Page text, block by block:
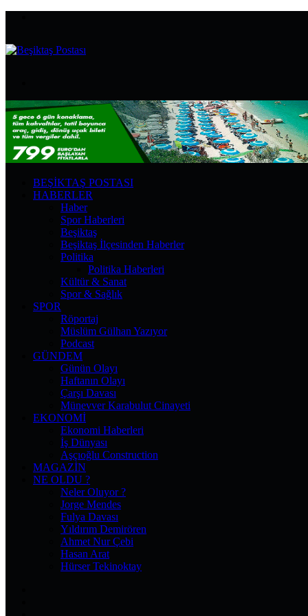
...
BEŞIKTAŞ POSTASI
HABERLER
Haber
Spor Haberleri
Beşiktaş
Beşiktaş İlçesinden Haberler
Politika
Politika Haberleri
Kültür & Sanat
Spor & Sağlık
SPOR
Röportaj
Müslüm Gülhan Yazıyor
Podcast
GÜNDEM
Günün Olayı
Haftanın Olayı
Çarşı Davası
Münevver Karabulut Cinayeti
EKONOMI
Ekonomi Haberleri
İş Dünyası
Aşçıoğlu Construction
MAGAZIN
NE OLDU ?
Neler Oluyor ?
Jorge Mendes
Fulya Davası
Yıldırım Demirören
Ahmet Nur Çebi
Hasan Arat
Hürser Tekinoktay